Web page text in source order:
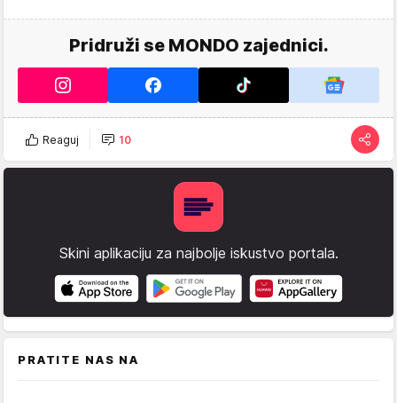
Pridruži se MONDO zajednici.
Reaguj 10
Skini aplikaciju za najbolje iskustvo portala.
PRATITE NAS NA